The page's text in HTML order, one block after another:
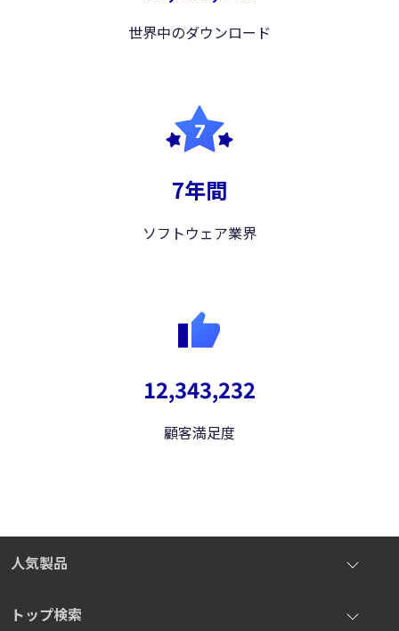
世界中のダウンロード
7年間
ソフトウェア業界
12,343,232
顧客満足度
人気製品
トップ検索